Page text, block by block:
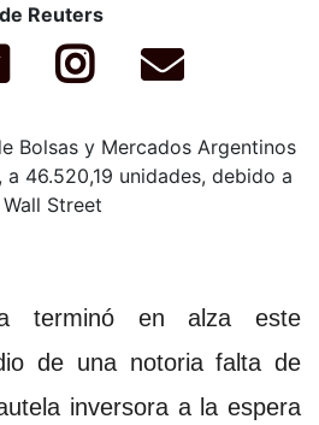
Reuters
Bolsas y Mercados Argentinos
a 46.520,19 unidades, debido a
Street
terminó en alza este
de una notoria falta de
inversora a la espera